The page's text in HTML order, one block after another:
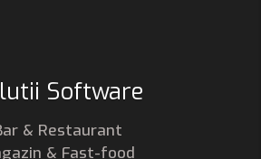
Software
& Restaurant
& Fast-food